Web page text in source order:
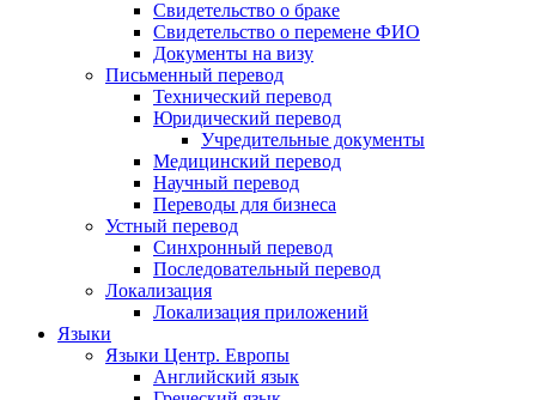
Свидетельство о браке
Свидетельство о перемене ФИО
Документы на визу
Письменный перевод
Технический перевод
Юридический перевод
Учредительные документы
Медицинский перевод
Научный перевод
Переводы для бизнеса
Устный перевод
Синхронный перевод
Последовательный перевод
Локализация
Локализация приложений
Языки
Языки Центр. Европы
Английский язык